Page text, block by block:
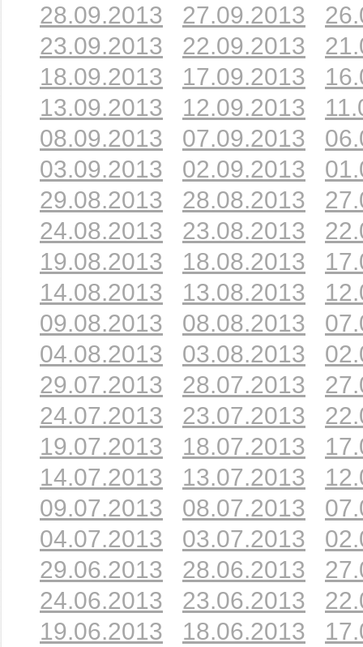
28.09.2013
27.09.2013
23.09.2013
22.09.2013
18.09.2013
17.09.2013
13.09.2013
12.09.2013
08.09.2013
07.09.2013
03.09.2013
02.09.2013
29.08.2013
28.08.2013
24.08.2013
23.08.2013
19.08.2013
18.08.2013
14.08.2013
13.08.2013
09.08.2013
08.08.2013
04.08.2013
03.08.2013
29.07.2013
28.07.2013
24.07.2013
23.07.2013
19.07.2013
18.07.2013
14.07.2013
13.07.2013
09.07.2013
08.07.2013
04.07.2013
03.07.2013
29.06.2013
28.06.2013
24.06.2013
23.06.2013
19.06.2013
18.06.2013